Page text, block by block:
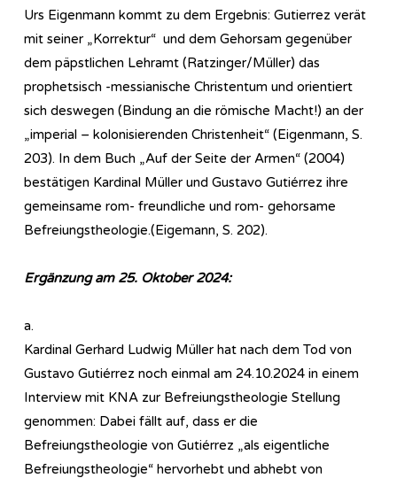
Urs Eigenmann kommt zu dem Ergebnis: Gutierrez verät
mit seiner „Korrektur“ und dem Gehorsam gegenüber
dem päpstlichen Lehramt (Ratzinger/Müller) das
prophetsisch -messianische Christentum und orientiert
sich deswegen (Bindung an die römische Macht!) an der
„imperial – kolonisierenden Christenheit“ (Eigenmann, S.
203). In dem Buch „Auf der Seite der Armen“ (2004)
bestätigen Kardinal Müller und Gustavo Gutiérrez ihre
gemeinsame rom- freundliche und rom- gehorsame
Befreiungstheologie.(Eigemann, S. 202).
Ergänzung am 25. Oktober 2024:
a.
Kardinal Gerhard Ludwig Müller hat nach dem Tod von
Gustavo Gutiérrez noch einmal am 24.10.2024 in einem
Interview mit KNA zur Befreiungstheologie Stellung
genommen: Dabei fällt auf, dass er die
Befreiungstheologie von Gutiérrez „als eigentliche
Befreiungstheologie“ hervorhebt und abhebt von